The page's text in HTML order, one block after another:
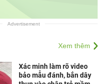
Advertisement
Xem thêm
Xác minh làm rõ video
bảo mẫu đánh, bắn dây